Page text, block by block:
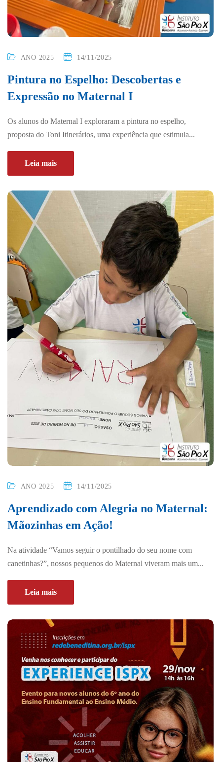
ANO 2025 14/11/2025
Pintura no Espelho: Descobertas e
Expressão no Maternal I
Os alunos do Maternal I exploraram a pintura no espelho,
proposta do Toni Itinerários, uma experiência que estimula...
Leia mais
ANO 2025 14/11/2025
Aprendizado com Alegria no Maternal:
Mãozinhas em Ação!
Na atividade “Vamos seguir o pontilhado do seu nome com
canetinhas?”, nossos pequenos do Maternal viveram mais um...
Leia mais